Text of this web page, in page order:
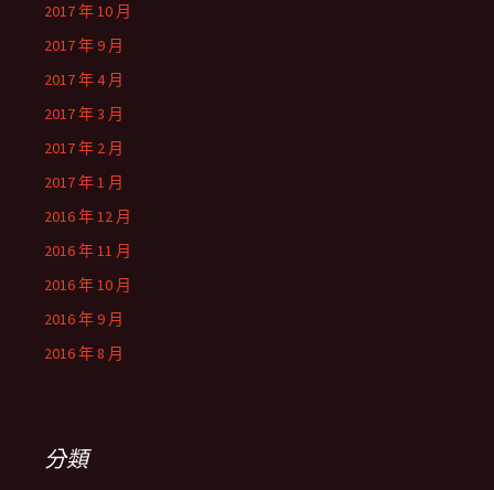
2017 年 10 月
2017 年 9 月
2017 年 4 月
2017 年 3 月
2017 年 2 月
2017 年 1 月
2016 年 12 月
2016 年 11 月
2016 年 10 月
2016 年 9 月
2016 年 8 月
分類